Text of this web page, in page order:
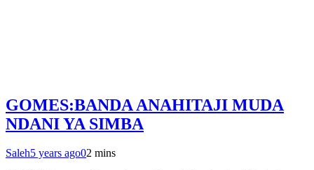
GOMES:BANDA ANAHITAJI MUDA
NDANI YA SIMBA
Saleh5 years ago02 mins